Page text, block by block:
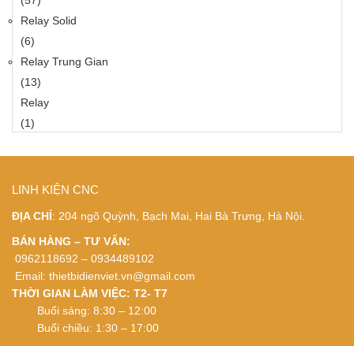
Relay Solid
(6)
Relay Trung Gian
(13)
Relay
(1)
LINH KIỆN CNC
ĐỊA CHỈ: 204 ngõ Quỳnh, Bạch Mai, Hai Bà Trưng, Hà Nội.
BÁN HÀNG – TƯ VẤN:
0962118692 – 0934489102
Email: thietbidienviet.vn@gmail.com
THỜI GIAN LÀM VIỆC: T2- T7
Buổi sáng: 8:30 – 12:00
Buổi chiều: 1:30 – 17:00